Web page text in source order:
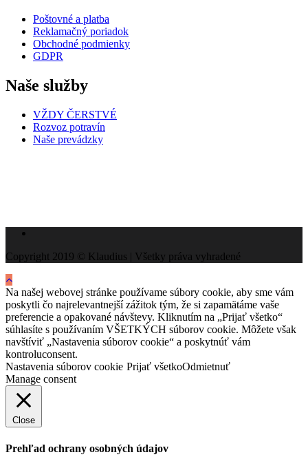
Poštovné a platba
Reklamačný poriadok
Obchodné podmienky
GDPR
Naše služby
VŽDY ČERSTVÉ
Rozvoz potravín
Naše prevádzky
Copyright 2019 © Klaudius | Všetky práva vyhradené
Na našej webovej stránke používame súbory cookie, aby sme vám
poskytli čo najrelevantnejší zážitok tým, že si zapamätáme vaše
preferencie a opakované návštevy. Kliknutím na „Prijať všetko“
súhlasíte s používaním VŠETKÝCH súborov cookie. Môžete však
navštíviť „Nastavenia súborov cookie“ a poskytnúť vám
kontroluconsent.
Nastavenia súborov cookie Prijať všetkoOdmietnuť
Manage consent
Close
Prehľad ochrany osobných údajov